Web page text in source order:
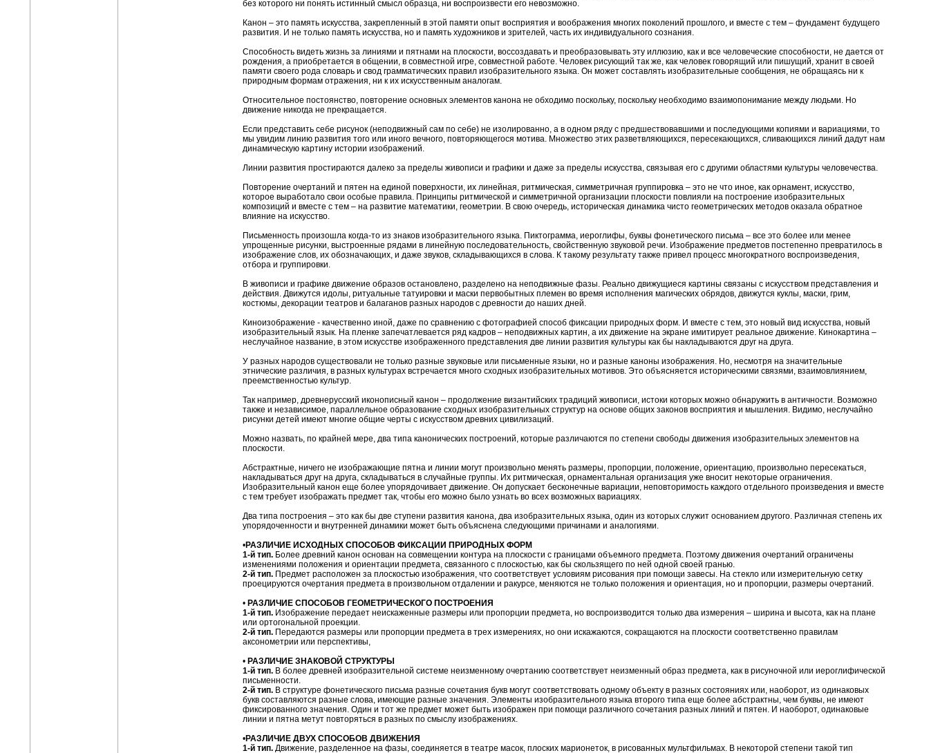
без которого ни понять истинный смысл образца, ни воспроизвести его невозможно.
Канон – это память искусства, закрепленный в этой памяти опыт восприятия и воображения многих поколений прошлого, и вместе с тем – фундамент будущего
развития. И не только память искусства, но и память художников и зрителей, часть их индивидуального сознания.
Способность видеть жизнь за линиями и пятнами на плоскости, воссоздавать и преобразовывать эту иллюзию, как и все человеческие способности, не дается от
рождения, а приобретается в общении, в совместной игре, совместной работе. Человек рисующий так же, как человек говорящий или пишущий, хранит в своей
памяти своего рода словарь и свод грамматических правил изобразительного языка. Он может составлять изобразительные сообщения, не обращаясь ни к
природным формам отражения, ни к их искусственным аналогам.
Относительное постоянство, повторение основных элементов канона не обходимо поскольку, поскольку необходимо взаимопонимание между людьми. Но
движение никогда не прекращается.
Если представить себе рисунок (неподвижный сам по себе) не изолированно, а в одном ряду с предшествовавшими и последующими копиями и вариациями, то
мы увидим линию развития того или иного вечного, повторяющегося мотива. Множество этих разветвляющихся, пересекающихся, сливающихся линий дадут нам
динамическую картину истории изображений.
Линии развития простираются далеко за пределы живописи и графики и даже за пределы искусства, связывая его с другими областями культуры человечества.
Повторение очертаний и пятен на единой поверхности, их линейная, ритмическая, симметричная группировка – это не что иное, как орнамент, искусство,
которое выработало свои особые правила. Принципы ритмической и симметричной организации плоскости повлияли на построение изобразительных
композиций и вместе с тем – на развитие математики, геометрии. В свою очередь, историческая динамика чисто геометрических методов оказала обратное
влияние на искусство.
Письменность произошла когда-то из знаков изобразительного языка. Пиктограмма, иероглифы, буквы фонетического письма – все это более или менее
упрощенные рисунки, выстроенные рядами в линейную последовательность, свойственную звуковой речи. Изображение предметов постепенно превратилось в
изображение слов, их обозначающих, и даже звуков, складывающихся в слова. К такому результату также привел процесс многократного воспроизведения,
отбора и группировки.
В живописи и графике движение образов остановлено, разделено на неподвижные фазы. Реально движущиеся картины связаны с искусством представления и
действия. Движутся идолы, ритуальные татуировки и маски первобытных племен во время исполнения магических обрядов, движутся куклы, маски, грим,
костюмы, декорации театров и балаганов разных народов с древности до наших дней.
Киноизображение - качественно иной, даже по сравнению с фотографией способ фиксации природных форм. И вместе с тем, это новый вид искусства, новый
изобразительный язык. На пленке запечатлевается ряд кадров – неподвижных картин, а их движение на экране имитирует реальное движение. Кинокартина –
неслучайное название, в этом искусстве изображенного представления две линии развития культуры как бы накладываются друг на друга.
У разных народов существовали не только разные звуковые или письменные языки, но и разные каноны изображения. Но, несмотря на значительные
этнические различия, в разных культурах встречается много сходных изобразительных мотивов. Это объясняется историческими связями, взаимовлиянием,
преемственностью культур.
Так например, древнерусский иконописный канон – продолжение византийских традиций живописи, истоки которых можно обнаружить в античности. Возможно
также и независимое, параллельное образование сходных изобразительных структур на основе общих законов восприятия и мышления. Видимо, неслучайно
рисунки детей имеют многие общие черты с искусством древних цивилизаций.
Можно назвать, по крайней мере, два типа канонических построений, которые различаются по степени свободы движения изобразительных элементов на
плоскости.
Абстрактные, ничего не изображающие пятна и линии могут произвольно менять размеры, пропорции, положение, ориентацию, произвольно пересекаться,
накладываться друг на друга, складываться в случайные группы. Их ритмическая, орнаментальная организация уже вносит некоторые ограничения.
Изобразительный канон еще более упорядочивает движение. Он допускает бесконечные вариации, неповторимость каждого отдельного произведения и вместе
с тем требует изображать предмет так, чтобы его можно было узнать во всех возможных вариациях.
Два типа построения – это как бы две ступени развития канона, два изобразительных языка, один из которых служит основанием другого. Различная степень их
упорядоченности и внутренней динамики может быть объяснена следующими причинами и аналогиями.
•РАЗЛИЧИЕ ИСХОДНЫХ СПОСОБОВ ФИКСАЦИИ ПРИРОДНЫХ ФОРМ
1-й тип. Более древний канон основан на совмещении контура на плоскости с границами объемного предмета. Поэтому движения очертаний ограничены
изменениями положения и ориентации предмета, связанного с плоскостью, как бы скользящего по ней одной своей гранью.
2-й тип. Предмет расположен за плоскостью изображения, что соответствует условиям рисования при помощи завесы. На стекло или измерительную сетку
проецируются очертания предмета в произвольном отдалении и ракурсе, меняются не только положения и ориентация, но и пропорции, размеры очертаний.
• РАЗЛИЧИЕ СПОСОБОВ ГЕОМЕТРИЧЕСКОГО ПОСТРОЕНИЯ
1-й тип. Изображение передает неискаженные размеры или пропорции предмета, но воспроизводится только два измерения – ширина и высота, как на плане
или ортогональной проекции.
2-й тип. Передаются размеры или пропорции предмета в трех измерениях, но они искажаются, сокращаются на плоскости соответственно правилам
аксонометрии или перспективы,
• РАЗЛИЧИЕ ЗНАКОВОЙ СТРУКТУРЫ
1-й тип. В более древней изобразительной системе неизменному очертанию соответствует неизменный образ предмета, как в рисуночной или иероглифической
письменности.
2-й тип. В структуре фонетического письма разные сочетания букв могут соответствовать одному объекту в разных состояниях или, наоборот, из одинаковых
букв составляются разные слова, имеющие разные значения. Элементы изобразительного языка второго типа еще более абстрактны, чем буквы, не имеют
фиксированного значения. Один и тот же предмет может быть изображен при помощи различного сочетания разных линий и пятен. И наоборот, одинаковые
линии и пятна метут повторяться в разных по смыслу изображениях.
•РАЗЛИЧИЕ ДВУХ СПОСОБОВ ДВИЖЕНИЯ
1-й тип. Движение, разделенное на фазы, соединяется в театре масок, плоских марионеток, в рисованных мультфильмах. В некоторой степени такой тип